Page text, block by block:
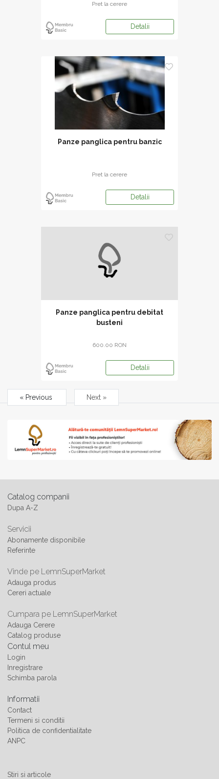
Pret la cerere
Detalii
Panze panglica pentru banzic
Pret la cerere
Detalii
Panze panglica pentru debitat
busteni
600.00 RON
Detalii
« Previous Next »
Catalog companii
Dupa A-Z
Servicii
Abonamente disponibile
Referinte
Vinde pe LemnSuperMarket
Adauga produs
Cereri actuale
Cumpara pe LemnSuperMarket
Adauga Cerere
Catalog produse
Contul meu
Login
Inregistrare
Schimba parola
Informatii
Contact
Termeni si conditii
Politica de confidentialitate
ANPC
Stiri si articole